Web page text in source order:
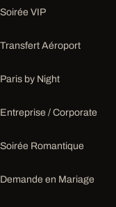
Soirée VIP
Transfert Aéroport
Paris by Night
Entreprise / Corporate
Soirée Romantique
Demande en Mariage